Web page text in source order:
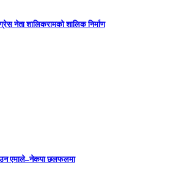
नेता शालिकरामको शालिक निर्माण
एमाले–नेकपा छलफलमा